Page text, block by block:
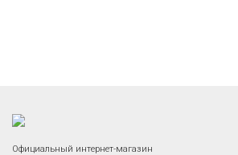
Официальный интернет-магазин